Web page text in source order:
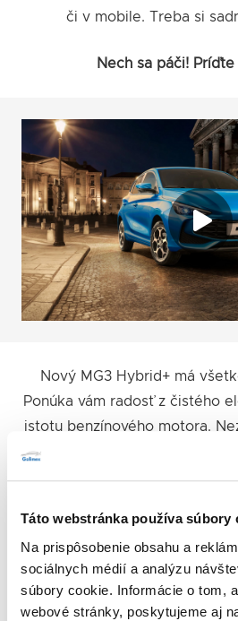
Táto webstránka používa súbory
Na prispôsobenie obsahu a
sociálnych médií a analýzu
súbory cookie. Informácie o tom,
webové stránky, poskytujeme aj
či v mobile. Treba si
Nech sa páči!
Nový MG3 Hybrid+ má
Ponúka vám radosť z čistého
istotu benzínového motora.
režimami, aby vám
to Dobrý Pocit, ktorý
BROŽÚRA